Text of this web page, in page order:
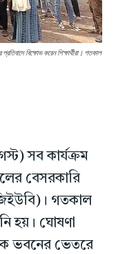
বিক্ষোভ করেন শিক্ষার্থীরা। গতকাল
সব কার্যক্রম
বেসরকারি
গতকাল
হয়। ঘোষণা
ভবনের ভেতরে